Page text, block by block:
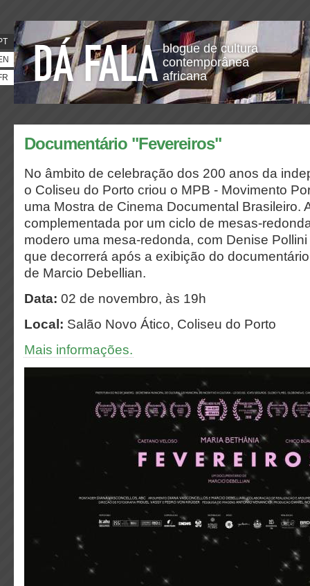
blogue de cultura
contemporânea
africana
Documentário "Fevereiros"
No âmbito de celebração dos 200 anos da
o Coliseu do Porto criou o MPB - Movimento
uma Mostra de Cinema Documental Brasileiro.
complementada por um ciclo de mesas-
modero uma mesa-redonda, com Denise
que decorrerá após a exibição do documentário
de Marcio Debellian.
Data: 02 de novembro, às 19h
Local: Salão Novo Ático, Coliseu do Porto
Mais informações.